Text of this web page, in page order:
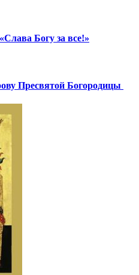
Богу за все!»
Пресвятой Богородицы